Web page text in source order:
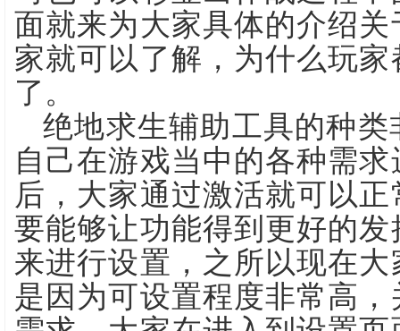
面就来为大家具体的介绍
家就可以了解，为什么玩
了。
绝地求生辅助工具的种
自己在游戏当中的各种需
后，大家通过激活就可以
要能够让功能得到更好的
来进行设置，之所以现在
是因为可设置程度非常高